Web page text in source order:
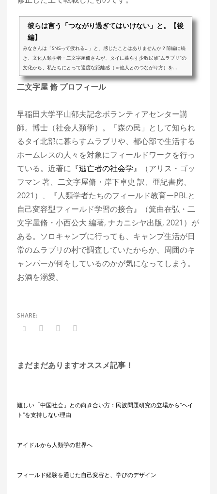
彼らは言う「つながり過ぎてはいけない」と。【後
編】
みなさんは「SNSって疲れる…」と、感じたことはありませんか？前編に続
き、文化人類学者・二文字屋脩さんが、タイに暮らす少数民族“ムラブリ”の
文化から、私たちにとって適度な距離感（＝他人とのつながり方）を...
二文字屋 脩 プロフィール
早稲田大学平山郁夫記念ボランティアセンター講
師。博士（社会人類学）。「森の民」として知られ
るタイ北部に暮らすムラブリや、都心部で生活する
ホームレスの人々を対象にフィールドワークを行っ
ている。近著に 『逃亡者の社会学』
（アリス・ゴッ
フマン 著、二文字屋脩・岸下卓史 訳、亜紀書房、
2021）、『人類学者たちのフィールド教育ーPBLと
自己変容型フィールド学習の接合』（箕曲在弘・二
文字屋脩・小西公大 編著, ナカニシヤ出版, 2021）が
ある。ソロキャンプに行っても、キャンプ生活が日
常のムラブリの村で調査していたからか、周囲のキ
ャンパーが何をしているのかが気になってしまう。
お酒を溺愛。
まだまだありますオススメ記事！
難しい「中国社会」との向き合い方：民族問題研究の立場から”ヘイ
ト”を支持しない理由
アイドルから人類学の世界へ
フィールド経験を通じた自己変容と、学びのデザイン